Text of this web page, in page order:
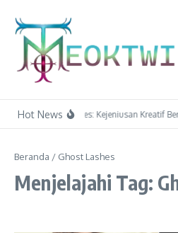
Hot NewsSocrates: Kejeniusan Kreatif
Beranda / Ghost Lashes
Menjelajahi Tag: